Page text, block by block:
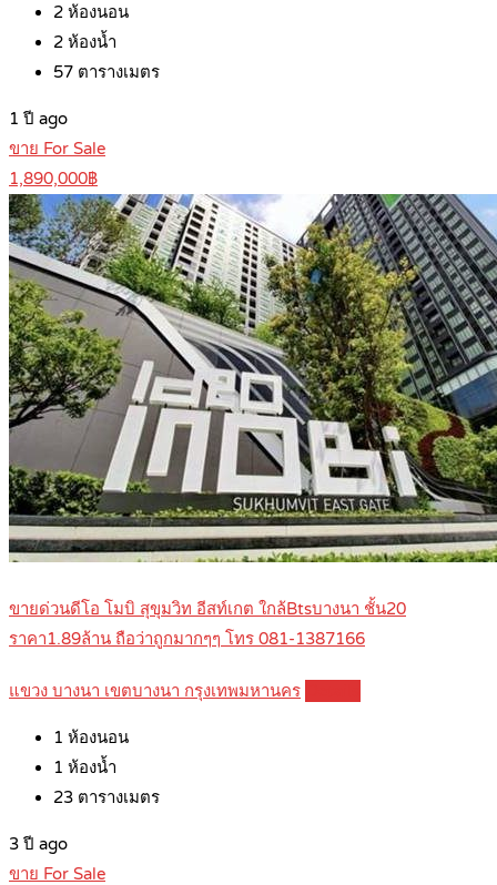
2 ห้องนอน
2 ห้องน้ำ
57 ตารางเมตร
1 ปี ago
ขาย For Sale
1,890,000฿
ขายด่วนดีโอ โมบิ สุขุมวิท อีสท์เกต ใกล้Btsบางนา ชั้น20
ราคา1.89ล้าน ถือว่าถูกมากๆๆ โทร 081-1387166
แขวง บางนา เขตบางนา กรุงเทพมหานคร
1 ห้องนอน
1 ห้องน้ำ
23 ตารางเมตร
3 ปี ago
ขาย For Sale